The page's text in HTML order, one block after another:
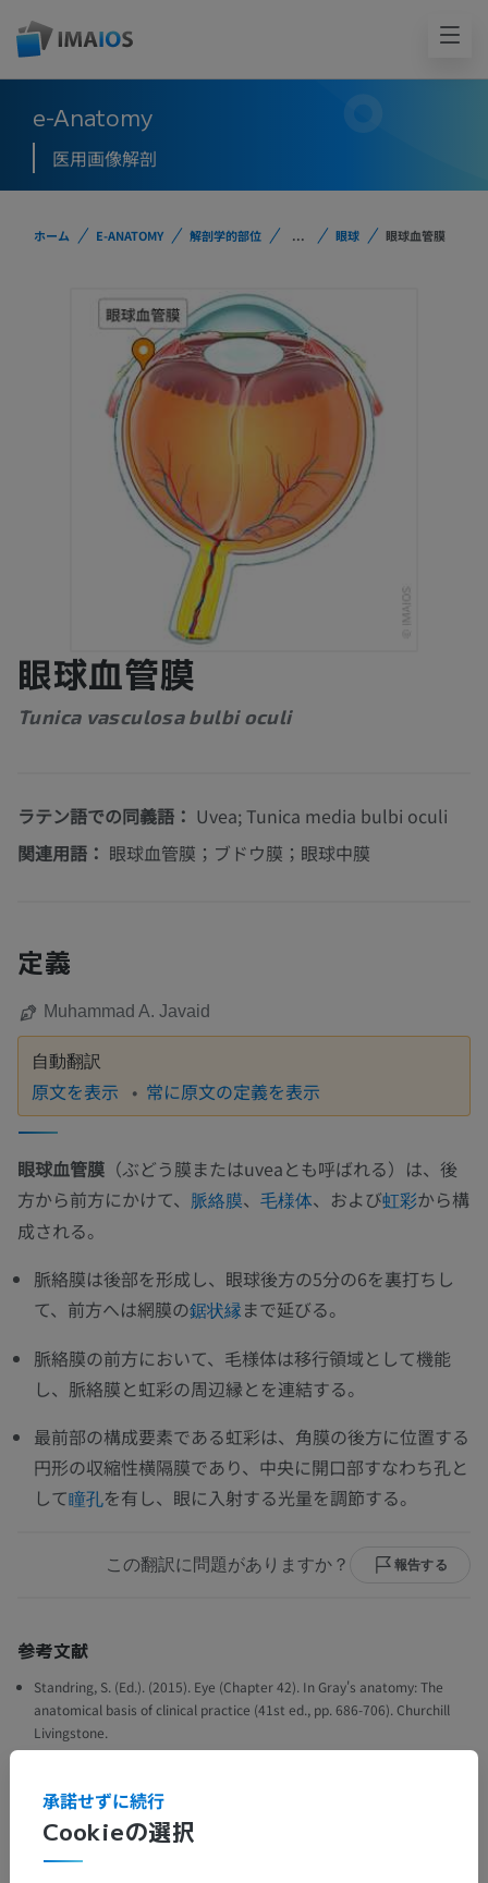
e-Anatomy
医用画像解剖
ホーム E-ANATOMY 解剖学的部位 ... 眼球 眼球血管膜
眼球血管膜
Tunica vasculosa bulbi oculi
ラテン語での同義語： Uvea; Tunica media bulbi oculi
関連用語： 眼球血管膜；ブドウ膜；眼球中膜
定義
Muhammad A. Javaid
自動翻訳
原文を表示 常に原文の定義を表示
眼球血管膜 （ぶどう膜またはuveaとも呼ばれる）は、後
方から前方にかけて、 脈絡膜、 毛様体、および虹彩から構
成される。
脈絡膜は後部を形成し、眼球後方の5分の6を裏打ちし
て、前方へは網膜の鋸状縁まで延びる。
脈絡膜の前方において、毛様体は移行領域として機能
し、脈絡膜と虹彩の周辺縁とを連結する。
最前部の構成要素である虹彩は、角膜の後方に位置する
円形の収縮性横隔膜であり、中央に開口部すなわち孔と
して瞳孔を有し、眼に入射する光量を調節する。
この翻訳に問題がありますか？ 報告する
参考文献
Standring, S. (Ed.). (2015). Eye (Chapter 42). In Gray's anatomy: The
anatomical basis of clinical practice (41st ed., pp. 686-706). Churchill
Livingstone.
ギャラリー
Cookieの選択
承諾せずに続行